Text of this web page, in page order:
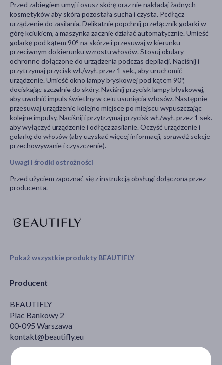
Pokaż wszystkie produkty BEAUTIFLY
Producent
BEAUTIFLY
Plac Bankowy 2
00-095 Warszawa
kontakt@beautifly.eu
Przed zabiegiem umyj i osusz skórę oraz nie nakładaj żadnych
kosmetyków aby skóra pozostała sucha i czysta. Podłącz
urządzenie do zasilania. Delikatnie popchnij przełącznik golarki w
górę kciukiem, a maszynka zacznie działać automatycznie. Umieść
golarkę pod kątem 90° na skórze i przesuwaj w kierunku
przeciwnym do kierunku wzrostu włosów. Stosuj okulary
ochronne dołączone do urządzenia podczas depilacji. Naciśnij i
przytrzymaj przycisk wł./wył. przez 1 sek., aby uruchomić
urządzenie. Umieść okno lampy błyskowej pod kątem 90°,
dociskając szczelnie do skóry. Naciśnij przycisk lampy błyskowej,
aby uwolnić impuls świetlny w celu usunięcia włosów. Następnie
przesuwaj urządzenie kolejno miejsce po miejscu wypuszczając
kolejne impulsy. Naciśnij i przytrzymaj przycisk wł./wył. przez 1 sek.
aby wyłączyć urządzenie i odłącz zasilanie. Oczyść urządzenie i
golarkę do włosów (aby uzyskać więcej informacji, sprawdź sekcje
przechowywanie i czyszczenie).
Uwagi i środki ostrożności
Przed użyciem zapoznać się z instrukcją obsługi dołączona przez
producenta.